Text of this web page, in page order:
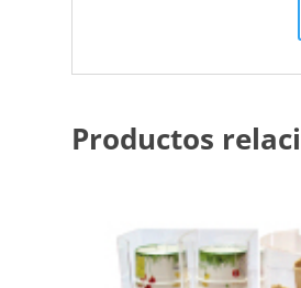
Productos